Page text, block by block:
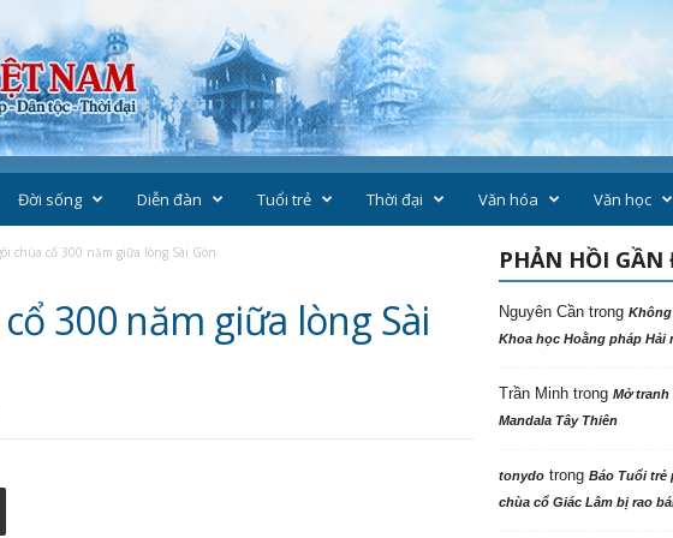
Đời sống Diễn đàn Tuổi trẻ Thời đại Văn hóa Văn học
chùa cổ 300 năm giữa lòng Sài Gòn
300 năm giữa lòng Sài
PHẢN HỒI GẦN
Nguyên Cầntrong Không
Khoa học Hoằng pháp Hải
Trần Minhtrong Mở tranh
Mandala Tây Thiên
tonydotrong Báo Tuổi trẻ
chùa cổ Giác Lâm bị rao